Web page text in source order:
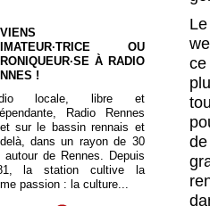
OU
À RADIO
!
locale, libre et
Radio Rennes
sur le bassin rennais et
dans un rayon de 30
autour de Rennes. Depuis
la station cultive la
passion : la culture...